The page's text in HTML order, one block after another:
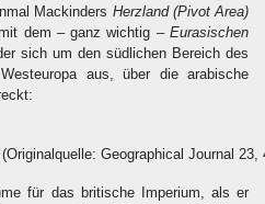
Mackinders Herzland (Pivot Area)
dem – ganz wichtig –Eurasischen
sich um den südlichen Bereich des
aus, über die arabische
Geographical Journal 23,
für das britische Imperium, als er